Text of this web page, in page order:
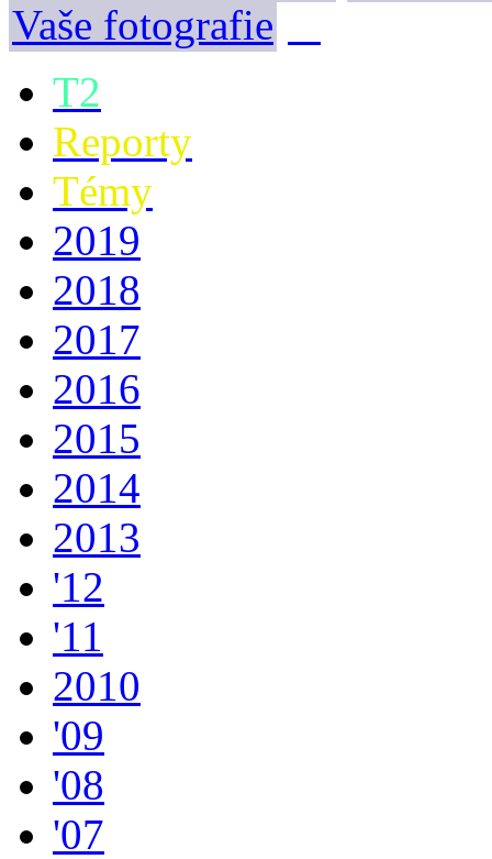
Vaše fotografie
T2
Reporty
Témy
2019
2018
2017
2016
2015
2014
2013
'12
'11
2010
'09
'08
'07